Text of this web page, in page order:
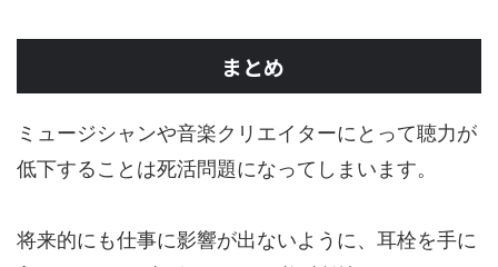
まとめ
ミュージシャンや音楽クリエイターにとって聴力が
低下することは死活問題になってしまいます。
将来的にも仕事に影響が出ないように、耳栓を手に